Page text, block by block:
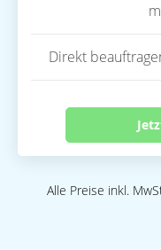
Direkt
Alle Preise inkl.